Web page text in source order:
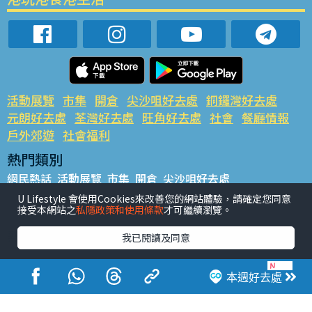
本週好去處
活動展覽 市集 開倉 尖沙咀好去處 銅鑼灣好去處
元朗好去處 荃灣好去處 旺角好去處 社會 餐廳情報
戶外郊遊 社會福利
熱門類別
網民熱話 活動展覽 市集 開倉 尖沙咀好去處
銅鑼灣好去處 元朗好去處 荃灣好去處 旺角好去處 社會
餐廳情報 戶外郊遊
熱門標籤
#UGO搵好去處 #人氣活動推介 #美食社群熱話
#親子玩樂好去處
#ULifestyle應用程式
#限時搶
#UJetso禮物放送
#ULifestyle商戶中心 #著數 #網絡熱話
U Lifestyle 會使用Cookies來改善您的網站體驗，請確定您同意
接受本網站之私隱政策和使用條款才可繼續瀏覽。
我已閱讀及同意